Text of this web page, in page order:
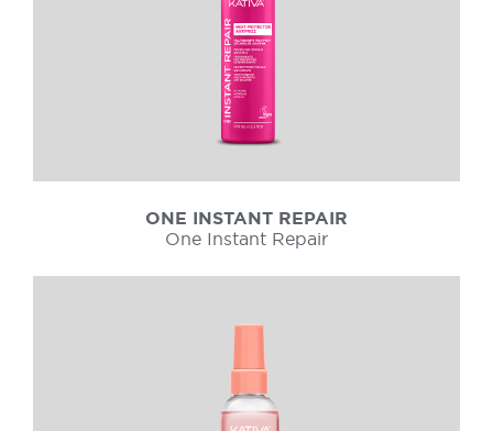
ONE INSTANT REPAIR
One Instant Repair